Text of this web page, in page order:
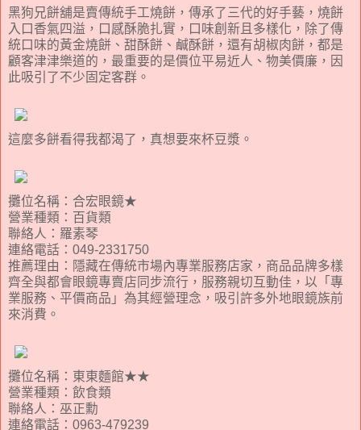
黑狗兄餅舖是賣傳統手工燒餅，傳承了三代的好手藝，燒餅
入口香氣四溢，口感酥脆扎實，口味創新且多樣化，除了傳
統口味的黃金燒餅、甜酥餅、鹹酥餅，還有胡椒肉餅，都是
顧客津津樂道的，最重要的是價位平易近人、物美價廉，因
此吸引了不少固定客群。
這麼多餅看得我都渴了，真想要來杯豆漿。
攤位名稱：合宏眼鏡★
營業種類：百貨類
聯絡人：羅素琴
連絡電話：049-2331750
推薦理由：隱藏在傳統市場內專業服務店家，商品品牌多樣
齊全與都會眼鏡專賣店同步流行，服務親切互動佳，以「專
業服務、平價商品」為其經營理念，吸引許多外地眼鏡族前
來消費。
攤位名稱：東東麵館★★
營業種類：飲食類
聯絡人：巫正勳
連絡電話：0963-479239